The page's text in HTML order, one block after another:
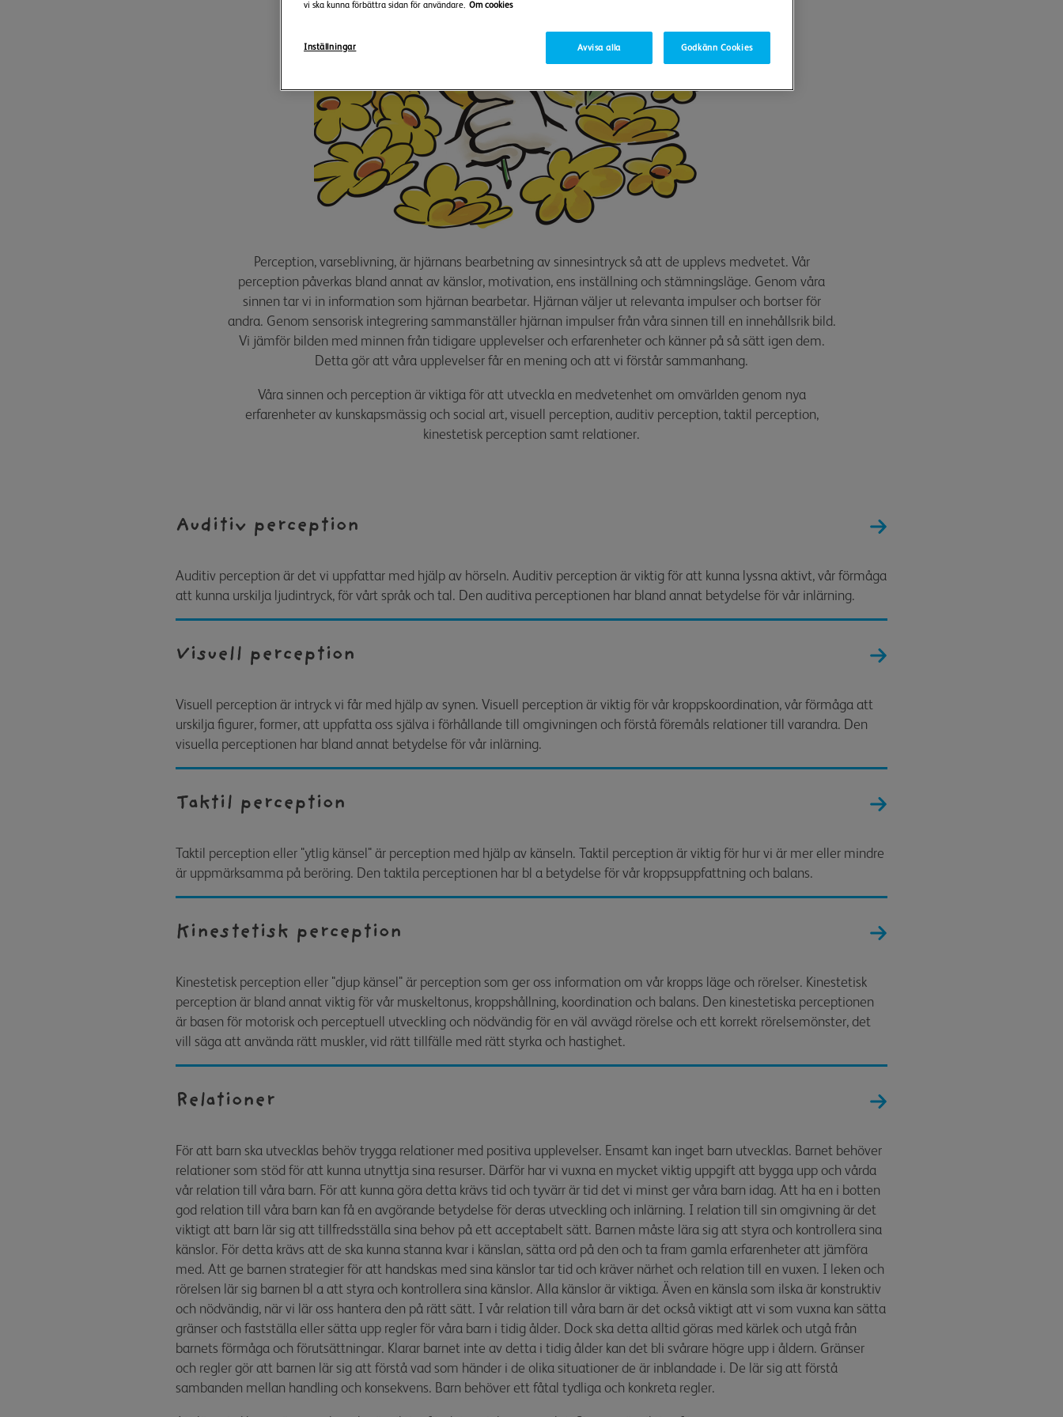
Perception, varseblivning, är hjärnans bearbetning av sinnesintryck så att de upplevs medvetet. Vår
perception påverkas bland annat av känslor, motivation, ens inställning och stämningsläge. Genom våra
sinnen tar vi in information som hjärnan bearbetar. Hjärnan väljer ut relevanta impulser och bortser för
andra. Genom sensorisk integrering sammanställer hjärnan impulser från våra sinnen till en innehållsrik bild.
Vi jämför bilden med minnen från tidigare upplevelser och erfarenheter och känner på så sätt igen dem.
Detta gör att våra upplevelser får en mening och att vi förstår sammanhang.
Våra sinnen och perception är viktiga för att utveckla en medvetenhet om omvärlden genom nya
erfarenheter av kunskapsmässig och social art, visuell perception, auditiv perception, taktil perception,
kinestetisk perception samt relationer.
Auditiv perception
Auditiv perception är det vi uppfattar med hjälp av hörseln. Auditiv perception är viktig för att kunna lyssna aktivt, vår förmåga
att kunna urskilja ljudintryck, för vårt språk och tal. Den auditiva perceptionen har bland annat betydelse för vår inlärning.
Visuell perception
Visuell perception är intryck vi får med hjälp av synen. Visuell perception är viktig för vår kroppskoordination, vår förmåga att
urskilja figurer, former, att uppfatta oss själva i förhållande till omgivningen och förstå föremåls relationer till varandra. Den
visuella perceptionen har bland annat betydelse för vår inlärning.
Taktil perception
Taktil perception eller "ytlig känsel" är perception med hjälp av känseln. Taktil perception är viktig för hur vi är mer eller mindre
är uppmärksamma på beröring. Den taktila perceptionen har bl a betydelse för vår kroppsuppfattning och balans.
Kinestetisk perception
Kinestetisk perception eller "djup känsel" är perception som ger oss information om vår kropps läge och rörelser. Kinestetisk
perception är bland annat viktig för vår muskeltonus, kroppshållning, koordination och balans. Den kinestetiska perceptionen
är basen för motorisk och perceptuell utveckling och nödvändig för en väl avvägd rörelse och ett korrekt rörelsemönster, det
vill säga att använda rätt muskler, vid rätt tillfälle med rätt styrka och hastighet.
Relationer
För att barn ska utvecklas behöv trygga relationer med positiva upplevelser. Ensamt kan inget barn utvecklas. Barnet behöver
relationer som stöd för att kunna utnyttja sina resurser. Därför har vi vuxna en mycket viktig uppgift att bygga upp och vårda
vår relation till våra barn. För att kunna göra detta krävs tid och tyvärr är tid det vi minst ger våra barn idag. Att ha en i botten
god relation till våra barn kan få en avgörande betydelse för deras utveckling och inlärning. I relation till sin omgivning är det
viktigt att barn lär sig att tillfredsställa sina behov på ett acceptabelt sätt. Barnen måste lära sig att styra och kontrollera sina
känslor. För detta krävs att de ska kunna stanna kvar i känslan, sätta ord på den och ta fram gamla erfarenheter att jämföra
med. Att ge barnen strategier för att handskas med sina känslor tar tid och kräver närhet och relation till en vuxen. I leken och
rörelsen lär sig barnen bl a att styra och kontrollera sina känslor. Alla känslor är viktiga. Även en känsla som ilska är konstruktiv
och nödvändig, när vi lär oss hantera den på rätt sätt. I vår relation till våra barn är det också viktigt att vi som vuxna kan sätta
gränser och fastställa eller sätta upp regler för våra barn i tidig ålder. Dock ska detta alltid göras med kärlek och utgå från
barnets förmåga och förutsättningar. Klarar barnet inte av detta i tidig ålder kan det bli svårare högre upp i åldern. Gränser
och regler gör att barnen lär sig att förstå vad som händer i de olika situationer de är inblandade i. De lär sig att förstå
sambanden mellan handling och konsekvens. Barn behöver ett fåtal tydliga och konkreta regler.
vi ska kunna förbättra sidan för användare. Om cookies
Inställningar Avvisa alla Godkänn Cookies